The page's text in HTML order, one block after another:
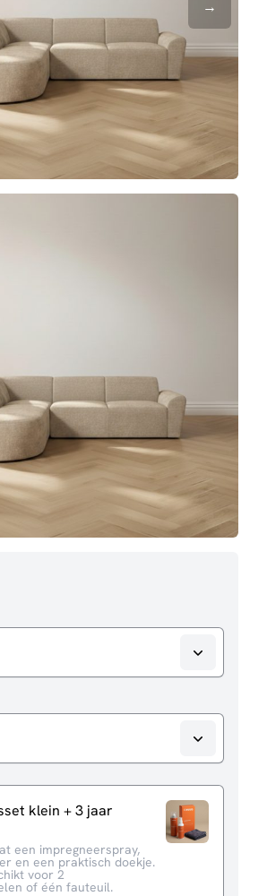
klein + 3 jaar
een impregneerspray,
en een praktisch doekje.
voor 2
of één fauteuil.